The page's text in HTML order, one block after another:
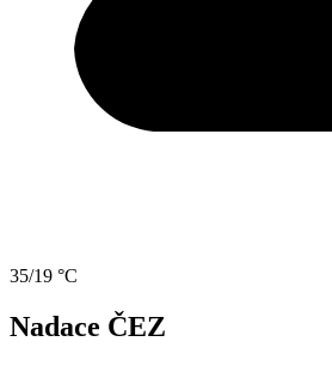
35/19 °C
Nadace ČEZ